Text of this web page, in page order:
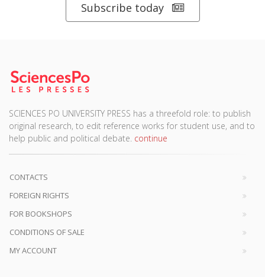
Subscribe today
SCIENCES PO UNIVERSITY PRESS has a threefold role: to publish
original research, to edit reference works for student use, and to
help public and political debate. continue
CONTACTS
FOREIGN RIGHTS
FOR BOOKSHOPS
CONDITIONS OF SALE
MY ACCOUNT